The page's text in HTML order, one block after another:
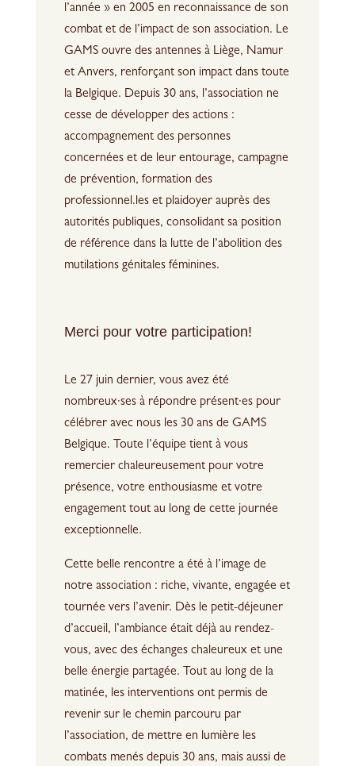
l’année » en 2005 en reconnaissance de son
combat et de l’impact de son association. Le
GAMS ouvre des antennes à Liège, Namur
et Anvers, renforçant son impact dans toute
la Belgique. Depuis 30 ans, l’association ne
cesse de développer des actions :
accompagnement des personnes
concernées et de leur entourage, campagne
de prévention, formation des
professionnel.les et plaidoyer auprès des
autorités publiques, consolidant sa position
de référence dans la lutte de l’abolition des
mutilations génitales féminines.
Merci pour votre participation!
Le 27 juin dernier, vous avez été
nombreux·ses à répondre présent·es pour
célébrer avec nous les 30 ans de GAMS
Belgique. Toute l’équipe tient à vous
remercier chaleureusement pour votre
présence, votre enthousiasme et votre
engagement tout au long de cette journée
exceptionnelle.
Cette belle rencontre a été à l’image de
notre association : riche, vivante, engagée et
tournée vers l’avenir. Dès le petit-déjeuner
d’accueil, l’ambiance était déjà au rendez-
vous, avec des échanges chaleureux et une
belle énergie partagée. Tout au long de la
matinée, les interventions ont permis de
revenir sur le chemin parcouru par
l’association, de mettre en lumière les
combats menés depuis 30 ans, mais aussi de